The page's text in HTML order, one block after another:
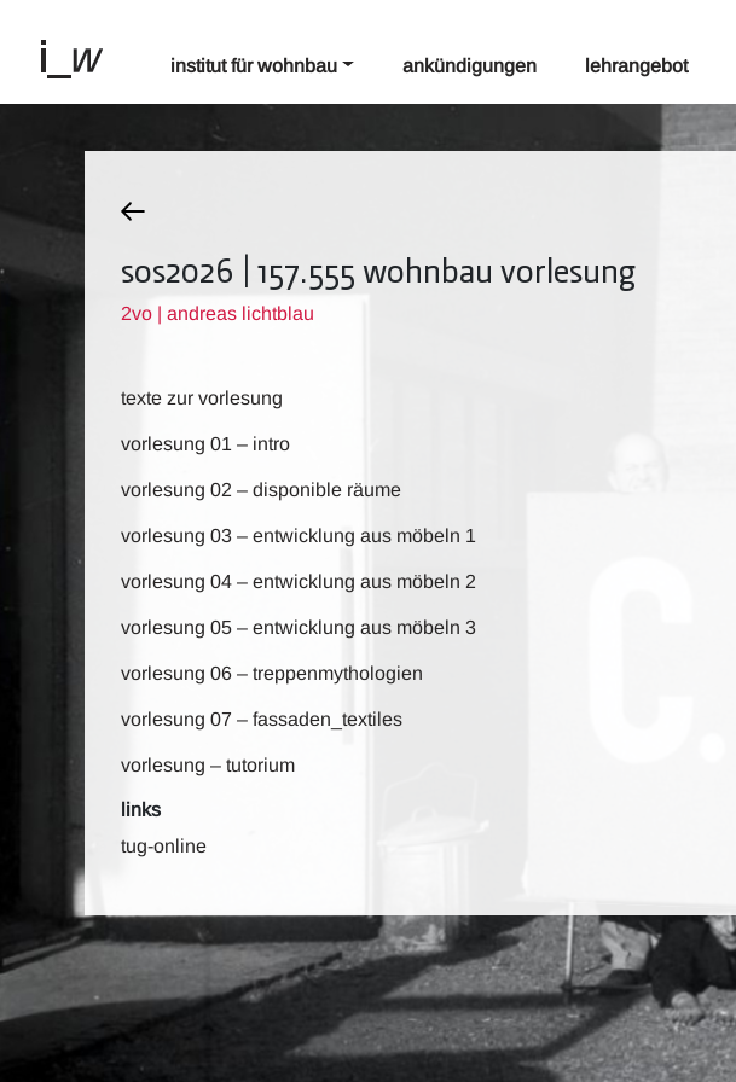
institut für wohnbau ankündigungen lehrangebot
sos2026 | 157.555 wohnbau vorlesung
2vo | andreas lichtblau
texte zur vorlesung
vorlesung 01 – intro
vorlesung 02 – disponible räume
vorlesung 03 – entwicklung aus möbeln 1
vorlesung 04 – entwicklung aus möbeln 2
vorlesung 05 – entwicklung aus möbeln 3
vorlesung 06 – treppenmythologien
vorlesung 07 – fassaden_textiles
vorlesung – tutorium
links
tug-online